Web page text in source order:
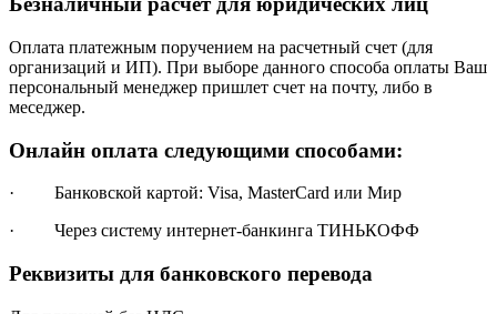
Оплата платежным поручением на расчетный счет (для
организаций и ИП). При выборе данного способа оплаты Ваш
персональный менеджер пришлет счет на почту, либо в
меседжер.
Онлайн оплата следующими способами:
· Банковской картой: Visa, MasterCard или Мир
· Через систему интернет-банкинга ТИНЬКОФФ
Реквизиты для банковского перевода